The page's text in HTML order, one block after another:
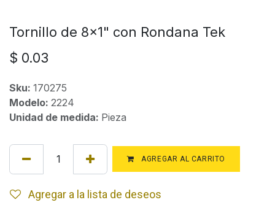
Tornillo de 8x1" con Rondana Tek
$ 0.03
Sku: 170275
Modelo: 2224
Unidad de medida: Pieza
AGREGAR AL CARRITO
Agregar a la lista de deseos